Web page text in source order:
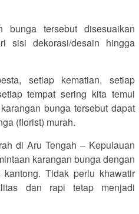
bunga tersebut disesuaikan
sisi dekorasi/desain hingga
setiap kematian, setiap
tempat sering kita temui
bunga tersebut dapat
(florist) murah.
di Aru Tengah – Kepulauan
karangan bunga dengan
Tidak perlu khawatir
dan rapi tetap menjadi